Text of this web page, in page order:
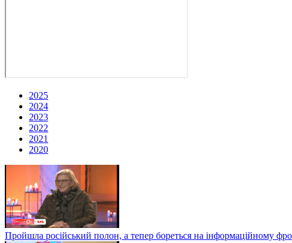
2025
2024
2023
2022
2021
2020
Пройшла російський полон, а тепер бореться на інформаційному